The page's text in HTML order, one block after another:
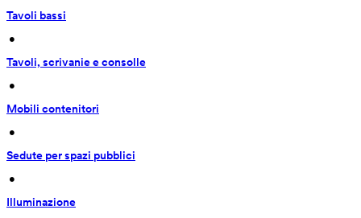
Tavoli bassi
•
Tavoli, scrivanie e consolle
•
Mobili contenitori
•
Sedute per spazi pubblici
•
Illuminazione